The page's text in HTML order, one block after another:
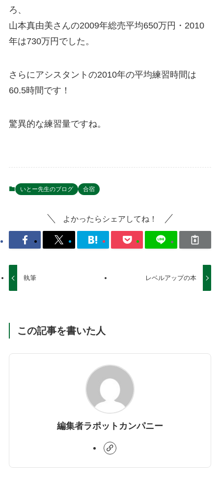
ろ、
山本真由美さんの2009年総売平均650万円・2010
年は730万円でした。
さらにアシスタントの2010年の平均練習時間は
60.5時間です！
驚異的な練習量ですね。
いとー先生のブログ 合宿
よかったらシェアしてね！
執筆 レベルアップの本
この記事を書いた人
編集者ラポットカンパニー